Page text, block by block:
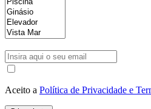
Aceito a Política de Privacidade e